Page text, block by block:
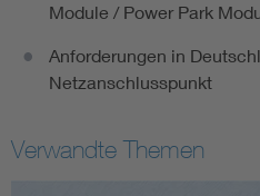
Module / Power Park
Anforderungen in
Netzanschlusspunkt
Verwandte Themen